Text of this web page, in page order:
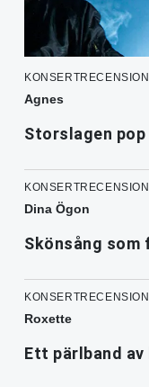
Agnes
Storslagen
Dina Ögon
Skönsång
Roxette
Ett pärlband